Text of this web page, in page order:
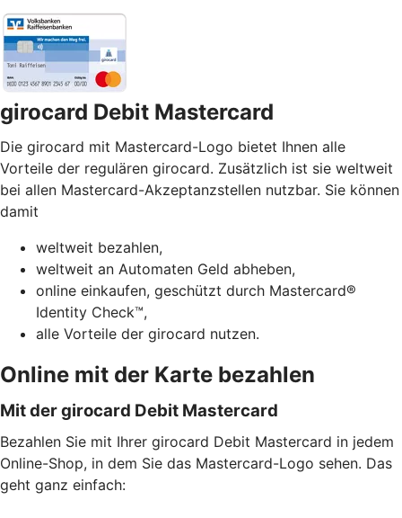
girocard Debit Mastercard
Die girocard mit Mastercard-Logo bietet Ihnen alle
Vorteile der regulären girocard. Zusätzlich ist sie weltweit
bei allen Mastercard-Akzeptanzstellen nutzbar. Sie können
damit
weltweit bezahlen,
weltweit an Automaten Geld abheben,
online einkaufen, geschützt durch Mastercard®
Identity Check™,
alle Vorteile der girocard nutzen.
Online mit der Karte bezahlen
Mit der girocard Debit Mastercard
Bezahlen Sie mit Ihrer girocard Debit Mastercard in jedem
Online-Shop, in dem Sie das Mastercard-Logo sehen. Das
geht ganz einfach: